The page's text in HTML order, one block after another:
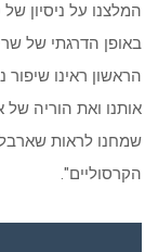
המלצנו על ניסיון
באופן הדרגתי של
הראשון ראינו
אותנו ואת הוריה
שמחנו לראות
הקרסוליים".